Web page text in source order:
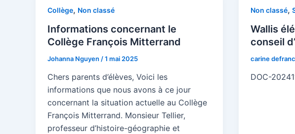
Collège, Non classé
Informations concernant le
Collège François Mitterrand
Johanna Nguyen /1 mai 2025
Chers parents d’élèves, Voici les
informations que nous avons à ce jour
concernant la situation actuelle au Collège
François Mitterrand. Monsieur Tellier,
professeur d’histoire-géographie et
Non classé,
Wallis
conseil
carine
DOC-